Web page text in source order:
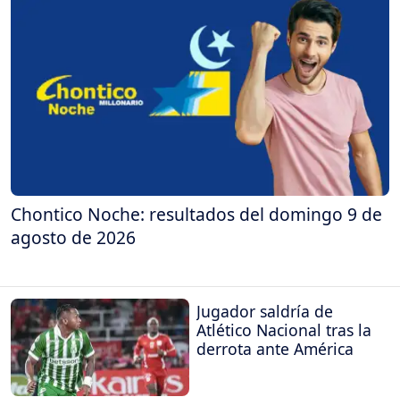
Chontico Noche: resultados del domingo 9 de
agosto de 2026
Jugador saldría de
Atlético Nacional tras la
derrota ante América